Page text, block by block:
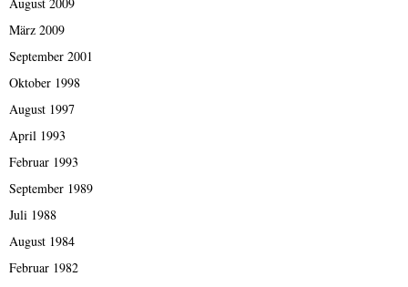
März 2009
September 2001
Oktober 1998
August 1997
April 1993
Februar 1993
September 1989
Juli 1988
August 1984
Februar 1982